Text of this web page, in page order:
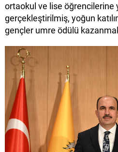
ortaokul ve lise öğrencilerine
gerçekleştirilmiş, yoğun
gençler umre ödülü